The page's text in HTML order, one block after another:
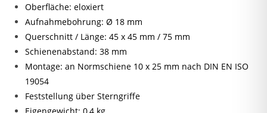
Oberfläche: eloxiert
Aufnahmebohrung: Ø 18 mm
Querschnitt / Länge: 45 x 45 mm / 75 mm
Schienenabstand: 38 mm
Montage: an Normschiene 10 x 25 mm nach DIN EN ISO
19054
Feststellung über Sterngriffe